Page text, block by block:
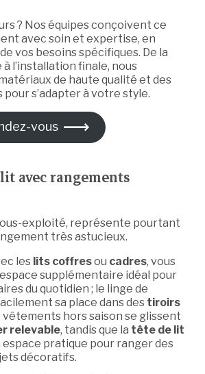
? Nos équipes conçoivent ce
avec soin et expertise, en
vos besoins spécifiques. De la
l’installation finale, nous
de haute qualité et des
s’adapter à votre style.
vous
avec rangements
exploité, représente pourtant
très astucieux.
les lits coffresou cadres, vous
supplémentaire idéal pour
du quotidien ; le linge de
sa place dans des tiroirs
vêtements hors saison se glissent
relevable, tandis que la tête de lit
pratique pour ranger des
décoratifs.